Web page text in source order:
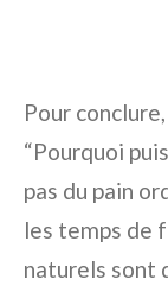
Pour
“Pourquoi
pas du pain
les temps de
naturels sont